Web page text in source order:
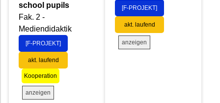
school pupils
Fak. 2 -
Mediendidaktik
[F-PROJEKT]
akt. laufend
Kooperation
anzeigen
[F-PROJEKT]
akt. laufend
anzeigen